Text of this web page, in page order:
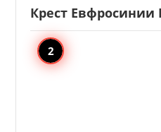
Крест Евфросинии